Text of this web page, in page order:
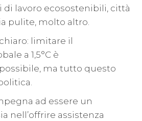
di lavoro ecosostenibili, città
pulite, molto altro.
limitare il
a 1,5°C è
ma tutto questo
ad essere un
nell’offrire assistenza